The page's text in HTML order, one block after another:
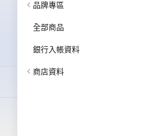
品牌專區
全部商品
銀行入帳資料
商店資料